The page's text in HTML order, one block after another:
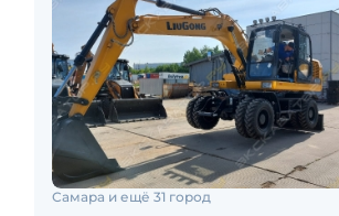
Самара и ещё 31 город